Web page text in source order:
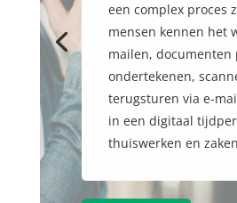
een complex proces
mensen kennen het
mailen, documenten
ondertekenen,
terugsturen via e-
in een digitaal
thuiswerken en